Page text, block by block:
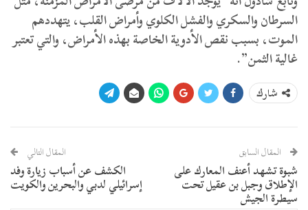
السرطان والسكري والفشل الكلوي وأمراض القلب، يتهددهم
الموت، بسبب نقص الأدوية الخاصة بهذه الأمراض، والتي تعتبر
غالية الثمن”.
شارك
المقال السابق
شبوة تشهد أعنف المعارك على
الإطلاق وجبل بن عقيل تحت
سيطرة الجيش
المقال التالي
الكشف عن أسباب زيارة وفد
إسرائيلي لدبي والبحرين والكويت